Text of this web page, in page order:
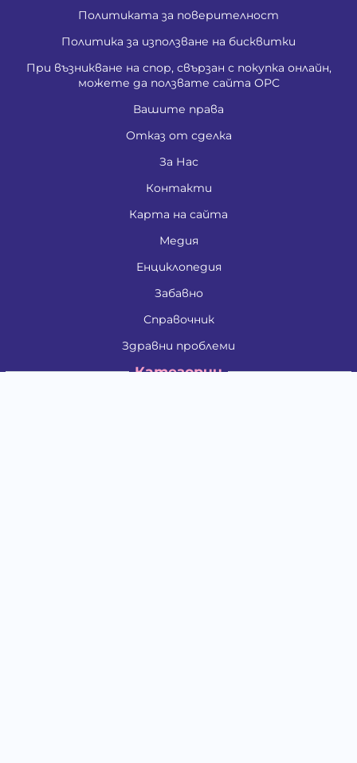
Политиката за поверителност
Политика за използване на бисквитки
При възникване на спор, свързан с покупка онлайн,
можете да ползвате сайта ОРС
Вашите права
Отказ от сделка
За Нас
Контакти
Карта на сайта
Медия
Енциклопедия
Забавно
Справочник
Здравни проблеми
Категории